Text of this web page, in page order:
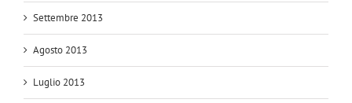
Settembre 2013
Agosto 2013
Luglio 2013